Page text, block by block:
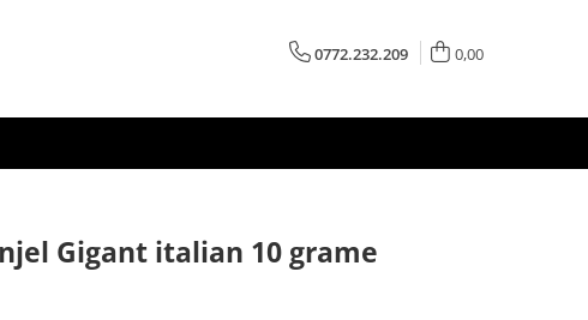
0772.232.209 0,00
Gigant italian 10 grame